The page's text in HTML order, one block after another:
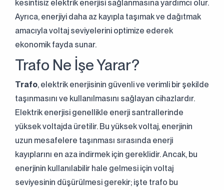
kesintisiz elektrik enerjisi sağlanmasına yardımcı olur.
Ayrıca, enerjiyi daha az kayıpla taşımak ve dağıtmak
amacıyla voltaj seviyelerini optimize ederek
ekonomik fayda sunar.
Trafo Ne İşe Yarar?
Trafo, elektrik enerjisinin güvenli ve verimli bir şekilde
taşınmasını ve kullanılmasını sağlayan cihazlardır.
Elektrik enerjisi genellikle enerji santrallerinde
yüksek voltajda üretilir. Bu yüksek voltaj, enerjinin
uzun mesafelere taşınması sırasında enerji
kayıplarını en aza indirmek için gereklidir. Ancak, bu
enerjinin kullanılabilir hale gelmesi için voltaj
seviyesinin düşürülmesi gerekir; işte trafo bu